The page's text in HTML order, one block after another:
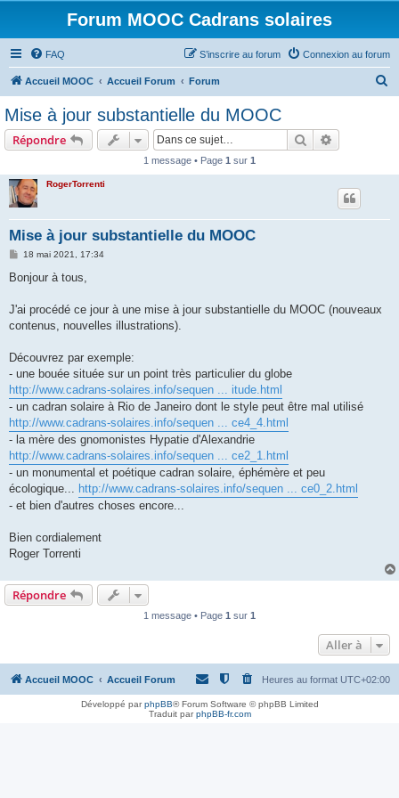
Forum MOOC Cadrans solaires
FAQ Connexion au forum
S’inscrire au forum
Accueil MOOC Accueil Forum Forum
Mise à jour substantielle du MOOC
Répondre Rechercher
1 message • Page 1 sur 1
RogerTorrenti
Mise à jour substantielle du MOOC
M
s
g
18 mai 2021, 17:34
Bonjour à tous,
J'ai procédé ce jour à une mise à jour substantielle du MOOC (nouveaux
contenus, nouvelles illustrations).
Découvrez par exemple:
- une bouée située sur un point très particulier du globe
http://www.cadrans-solaires.info/sequen ... itude.html
- un cadran solaire à Rio de Janeiro dont le style peut être mal utilisé
http://www.cadrans-solaires.info/sequen ... ce4_4.html
- la mère des gnomonistes Hypatie d'Alexandrie
http://www.cadrans-solaires.info/sequen ... ce2_1.html
- un monumental et poétique cadran solaire, éphémère et peu
écologique... http://www.cadrans-solaires.info/sequen ... ce0_2.html
- et bien d'autres choses encore...
Bien cordialement
Roger Torrenti
Répondre
1 message • Page 1 sur 1
Aller à
Accueil MOOC Accueil Forum Heures au format UTC+02:00
Développé parphpBB® Forum Software © phpBB Limited
Traduit parphpBB-fr.com